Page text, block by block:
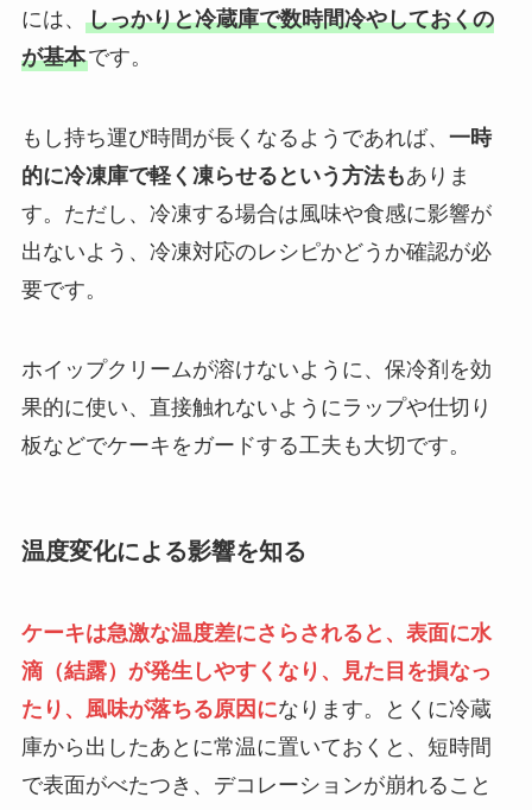
には、 しっかりと冷蔵庫で数時間冷やしておくの
が基本です。
もし持ち運び時間が長くなるようであれば、 一時
的に冷凍庫で軽く凍らせるという方法もありま
す。ただし、冷凍する場合は風味や食感に影響が
出ないよう、冷凍対応のレシピかどうか確認が必
要です。
ホイップクリームが溶けないように、保冷剤を効
果的に使い、直接触れないようにラップや仕切り
板などでケーキをガードする工夫も大切です。
温度変化による影響を知る
ケーキは急激な温度差にさらされると、表面に水
滴（結露）が発生しやすくなり、見た目を損なっ
たり、風味が落ちる原因になります。とくに冷蔵
庫から出したあとに常温に置いておくと、短時間
で表面がべたつき、デコレーションが崩れること